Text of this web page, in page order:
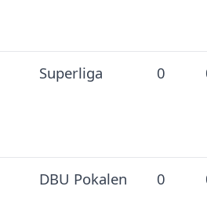
Superliga 0
DBU Pokalen 0